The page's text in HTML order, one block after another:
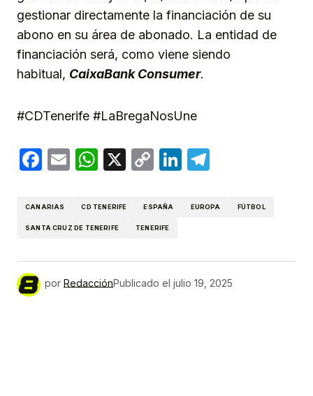
gestionar directamente la financiación de su
abono en su área de abonado. La entidad de
financiación será, como viene siendo
habitual, CaixaBank Consumer.
#CDTenerife #LaBregaNosUne
Facebook
EmailWhatsApp
X
CopyLinkedIn
CANARIAS CD TENERIFE ESPAÑA EUROPA FÚTBOL
SANTA CRUZ DE TENERIFE TENERIFE
por RedacciónPublicado el julio 19, 2025